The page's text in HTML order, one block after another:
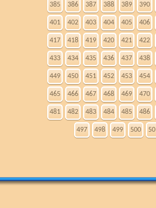
385 386 387 388 389 390
401 402 403 404 405 406
417 418 419 420 421 422
433 434 435 436 437 438
449 450 451 452 453 454
465 466 467 468 469 470
481 482 483 484 485 486
497 498 499 500